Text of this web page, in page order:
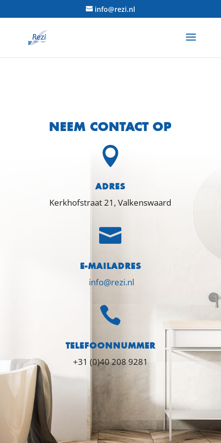
info@rezi.nl
NEEM CONTACT OP

ADRES
Kerkhofstraat 21, Valkenswaard

E-MAILADRES
info@rezi.nl

TELEFOONNUMMER
+31 (0)40 208 9281